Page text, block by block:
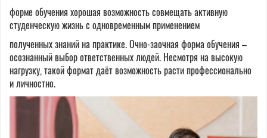
форме обучения хорошая возможность совмещать активную
студенческую жизнь с одновременным применением
полученных знаний на практике. Очно-заочная форма обучения –
осознанный выбор ответственных людей. Несмотря на высокую
нагрузку, такой формат даёт возможность расти профессионально
и личностно.